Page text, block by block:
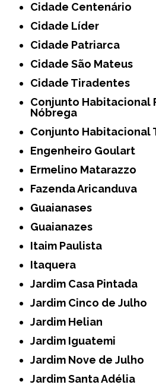
Cidade Centenário
Cidade Líder
Cidade Patriarca
Cidade São Mateus
Cidade Tiradentes
Conjunto Habitacional Padre Manoel da
Nóbrega
Conjunto
Engenheiro Goulart
Ermelino Matarazzo
Fazenda Aricanduva
Guaianases
Guaianazes
Itaim Paulista
Itaquera
Jardim Casa Pintada
Jardim Cinco de Julho
Jardim Helian
Jardim Iguatemi
Jardim Nove de Julho
Jardim Santa Adélia